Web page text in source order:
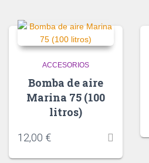
ACCESORIOS
Bomba de aire
Marina 75 (100
litros)
12,00 €